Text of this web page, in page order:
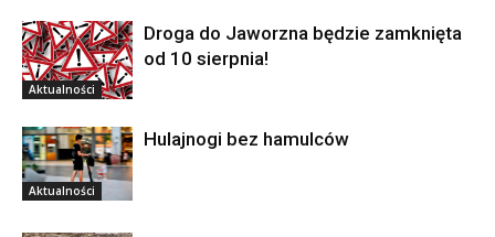
Aktualności
Droga do Jaworzna będzie zamknięta
od 10 sierpnia!
Aktualności
Hulajnogi bez hamulców